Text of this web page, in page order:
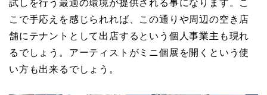
試しを行う最適の環境が提供される事になります。こ
こで手応えを感じられれば、この通りや周辺の空き店
舗にテナントとして出店するという個人事業主も現れ
るでしょう。アーティストがミニ個展を開くという使
い方も出来るでしょう。